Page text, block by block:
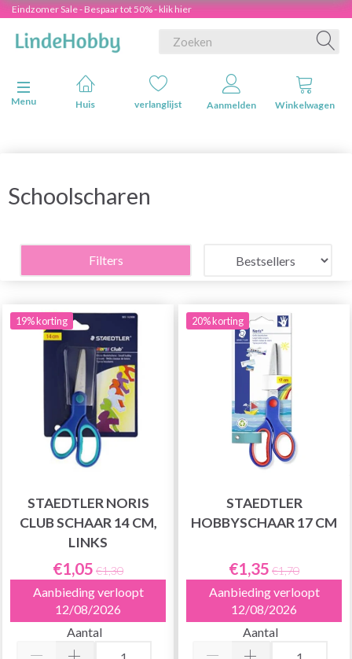
Eindzomer Sale - Bespaar tot 50% - klik hier
Navigatie in-/uitschakelen
Menu
Huis verlanglijst Aanmelden Winkelwagen
Schoolscharen
Filters
19% korting
STAEDTLER NORIS
CLUB SCHAAR 14 CM,
LINKS
€1,05 €1,30
Aanbieding verloopt
12/08/2026
Aantal
20% korting
STAEDTLER
HOBBYSCHAAR 17 CM
€1,35 €1,70
Aanbieding verloopt
12/08/2026
Aantal